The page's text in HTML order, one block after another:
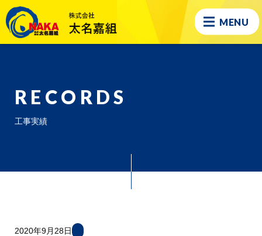
MENU
RECORDS
工事実績
2020年9月28日